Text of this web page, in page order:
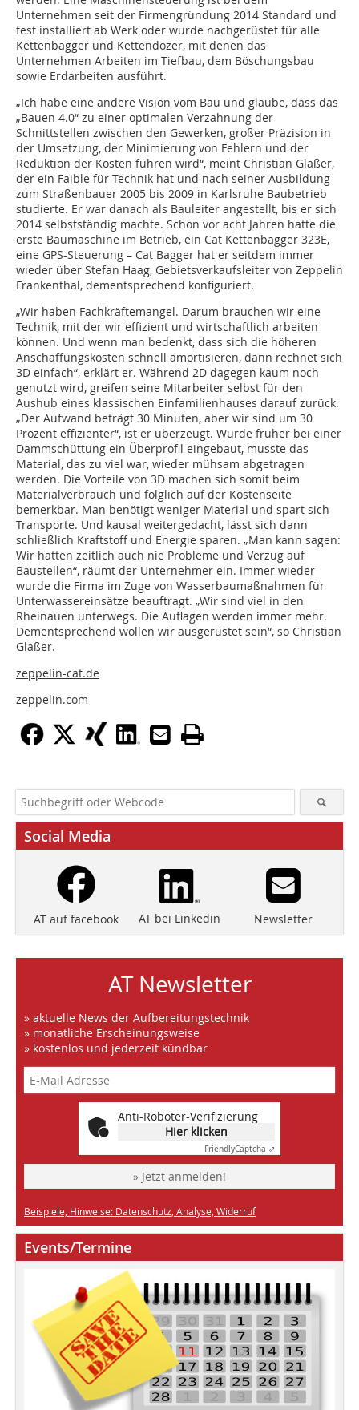
Unternehmen seit der Firmengründung 2014 Standard und
fest installiert ab Werk oder wurde nachgerüstet für alle
Kettenbagger und Kettendozer, mit denen das
Unternehmen Arbeiten im Tiefbau, dem Böschungsbau
sowie Erdarbeiten ausführt.
„Ich habe eine andere Vision vom Bau und glaube, dass das
„Bauen 4.0“ zu einer optimalen Verzahnung der
Schnittstellen zwischen den Gewerken, großer Präzision in
der Umsetzung, der Minimierung von Fehlern und der
Reduktion der Kosten führen wird“, meint Christian Glaßer,
der ein Faible für Technik hat und nach seiner Ausbildung
zum Straßenbauer 2005 bis 2009 in Karlsruhe Baubetrieb
studierte. Er war danach als Bauleiter angestellt, bis er sich
2014 selbstständig machte. Schon vor acht Jahren hatte die
erste Baumaschine im Betrieb, ein Cat Kettenbagger 323E,
eine GPS-Steuerung – Cat Bagger hat er seitdem immer
wieder über Stefan Haag, Gebietsverkaufsleiter von Zeppelin
Frankenthal, dementsprechend konfiguriert.
„Wir haben Fachkräftemangel. Darum brauchen wir eine
Technik, mit der wir effizient und wirtschaftlich arbeiten
können. Und wenn man bedenkt, dass sich die höheren
Anschaffungskosten schnell amortisieren, dann rechnet sich
3D einfach“, erklärt er. Während 2D dagegen kaum noch
genutzt wird, greifen seine Mitarbeiter selbst für den
Aushub eines klassischen Einfamilienhauses darauf zurück.
„Der Aufwand beträgt 30 Minuten, aber wir sind um 30
Prozent effizienter“, ist er überzeugt. Wurde früher bei einer
Dammschüttung ein Überprofil eingebaut, musste das
Material, das zu viel war, wieder mühsam abgetragen
werden. Die Vorteile von 3D machen sich somit beim
Materialverbrauch und folglich auf der Kostenseite
bemerkbar. Man benötigt weniger Material und spart sich
Transporte. Und kausal weitergedacht, lässt sich dann
schließlich Kraftstoff und Energie sparen. „Man kann sagen:
Wir hatten zeitlich auch nie Probleme und Verzug auf
Baustellen“, räumt der Unternehmer ein. Immer wieder
wurde die Firma im Zuge von Wasserbaumaßnahmen für
Unterwassereinsätze beauftragt. „Wir sind viel in den
Rheinauen unterwegs. Die Auflagen werden immer mehr.
Dementsprechend wollen wir ausgerüstet sein“, so Christian
Glaßer.
zeppelin-cat.de
zeppelin.com
Social Media
AT auf facebook AT bei Linkedin Newsletter
AT Newsletter
» aktuelle News der Aufbereitungstechnik
» monatliche Erscheinungsweise
» kostenlos und jederzeit kündbar
Anti-Roboter-Verifizierung
Hier klicken
FriendlyCaptcha ⇗
» Jetzt anmelden!
Beispiele, Hinweise: Datenschutz, Analyse, Widerruf
Events/Termine